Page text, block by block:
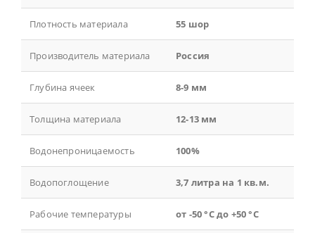
Плотность материала 55 шор
Производитель материала Россия
Глубина ячеек 8-9 мм
Толщина материала 12-13 мм
Водонепроницаемость 100%
Водопоглощение 3,7 литра на 1 кв.м.
Рабочие температуры от -50 °С до +50 °С